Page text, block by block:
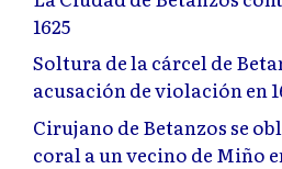
1625
Soltura de la cárcel de
acusación de violación en
Cirujano de Betanzos se
coral a un vecino de Miño